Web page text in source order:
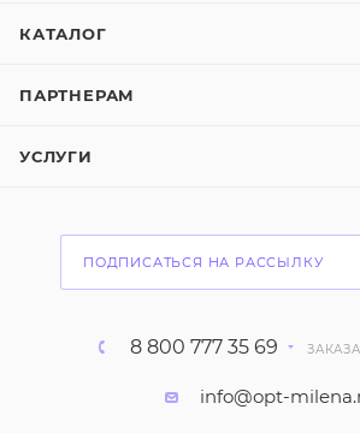
КАТАЛОГ
ПАРТНЕРАМ
УСЛУГИ
ПОДПИСАТЬСЯ НА РАССЫЛКУ
8 800 777 35 69
info@opt-